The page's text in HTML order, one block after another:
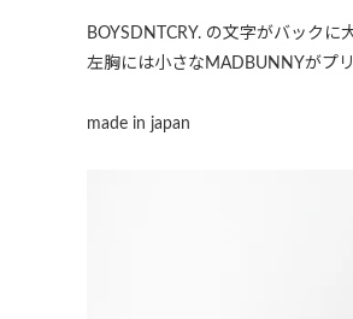
BOYSDNTCRY. の文字がバックに
左胸には小さなMADBUNNYがプ
made in japan